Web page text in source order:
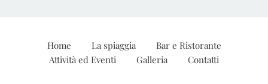
Home La spiaggia
Bar e Ristorante
Attività ed Eventi
Galleria Contatti